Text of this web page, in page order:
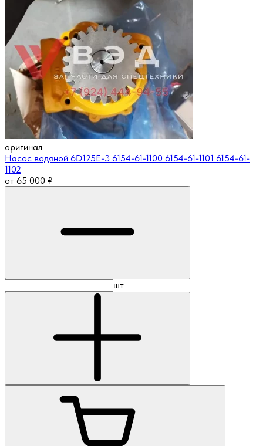
оригинал
Насос водяной 6D125E-3 6154-61-1100 6154-61-1101 6154-61-
1102
от 65 000 ₽
шт